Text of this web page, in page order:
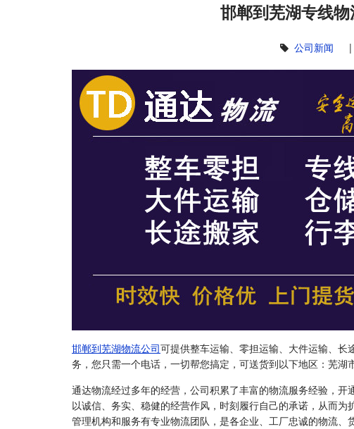
邯郸到芜湖专线
公司新闻
邯郸到芜湖物流公司可提供整车运输、零担运输、大件运输、
务，您只需一个电话，一切帮您搞定，可送货到以下地区：芜湖
通达物流经过多年的经营，公司积累了丰富的物流服务经验，开
以诚信、务实、稳健的经营作风，时刻履行自己的承诺，从而
管理机构和服务有专业物流团队，是各企业、工厂忠诚的物流